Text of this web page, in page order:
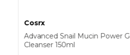
Cosrx
Advanced Snail Mucin Power
Cleanser 150ml